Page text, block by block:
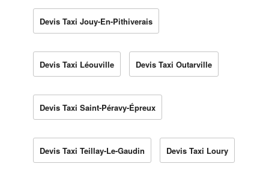
Devis Taxi Jouy-En-Pithiverais
Devis Taxi Léouville Devis Taxi Outarville
Devis Taxi Saint-Péravy-Épreux
Devis Taxi Teillay-Le-Gaudin Devis Taxi Loury